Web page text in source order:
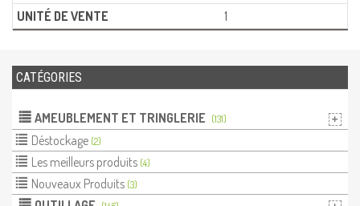
1
CATÉGORIES
AMEUBLEMENT ET TRINGLERIE (131)
Déstockage (2)
Les meilleurs produits (4)
Nouveaux Produits (3)